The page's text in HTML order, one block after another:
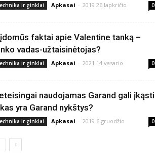
ir ginklai Apkasai - 2019 26 lapkričio 0
faktai apie Valentine tanką –
vadas-užtaisinėtojas?
ir ginklai Apkasai - 2021 14 vasario 0
naudojamas Garand gali įkąsti
yra Garand nykštys?
ir ginklai Apkasai - 2019 6 gruodžio 0